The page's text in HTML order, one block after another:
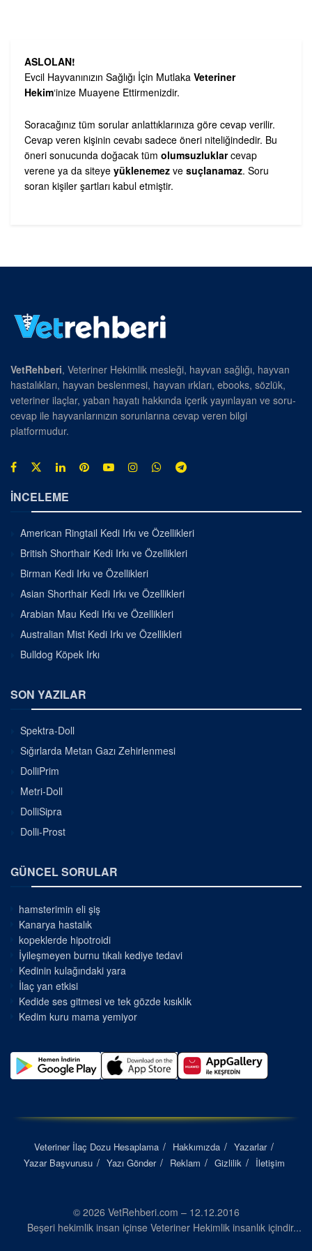
ASLOLAN!
Evcil Hayvanınızın Sağlığı İçin Mutlaka Veteriner
Hekim‘inize Muayene Ettirmenizdir.
Soracağınız tüm sorular anlattıklarınıza göre cevap verilir.
Cevap veren kişinin cevabı sadece öneri niteliğindedir. Bu
öneri sonucunda doğacak tüm olumsuzluklarcevap
verene ya da siteye yüklenemez ve suçlanamaz. Soru
soran kişiler şartları kabul etmiştir.
VetRehberi, Veteriner Hekimlik mesleği, hayvan sağlığı, hayvan
hastalıkları, hayvan beslenmesi, hayvan ırkları, ebooks, sözlük,
veteriner ilaçlar, yaban hayatı hakkında içerik yayınlayan ve soru-
cevap ile hayvanlarınızın sorunlarına cevap veren bilgi
platformudur.
İNCELEME
American Ringtail Kedi Irkı ve Özellikleri
British Shorthair Kedi Irkı ve Özellikleri
Birman Kedi Irkı ve Özellikleri
Asian Shorthair Kedi Irkı ve Özellikleri
Arabian Mau Kedi Irkı ve Özellikleri
Australian Mist Kedi Irkı ve Özellikleri
Bulldog Köpek Irkı
SON YAZILAR
Spektra-Doll
Sığırlarda Metan Gazı Zehirlenmesi
DolliPrim
Metri-Doll
DolliSipra
Dolli-Prost
GÜNCEL SORULAR
hamsterimin eli şiş
Kanarya hastalık
kopeklerde hipotroidi
İyileşmeyen burnu tıkalı kediye tedavi
Kedinin kulağındaki yara
İlaç yan etkisi
Kedide ses gitmesi ve tek gözde kısıklık
Kedim kuru mama yemiyor
Veteriner İlaç Dozu Hesaplama Hakkımızda
Yazarlar
Yazar Başvurusu
Yazı Gönder Reklam Gizlilik İletişim
© 2026 VetRehberi.com – 12.12.2016
Beşeri hekimlik insan içinse Veteriner Hekimlik insanlık içindir...